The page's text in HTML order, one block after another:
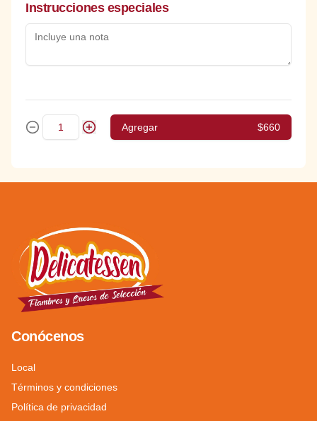
Instrucciones especiales
Agregar $660
Conócenos
Local
Términos y condiciones
Política de privacidad